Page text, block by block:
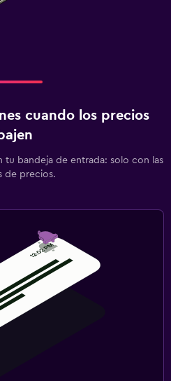
cuando los precios
bajen
tu bandeja de entrada: solo con las
de precios.